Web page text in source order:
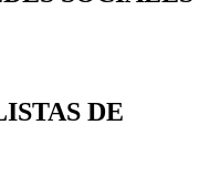
DE